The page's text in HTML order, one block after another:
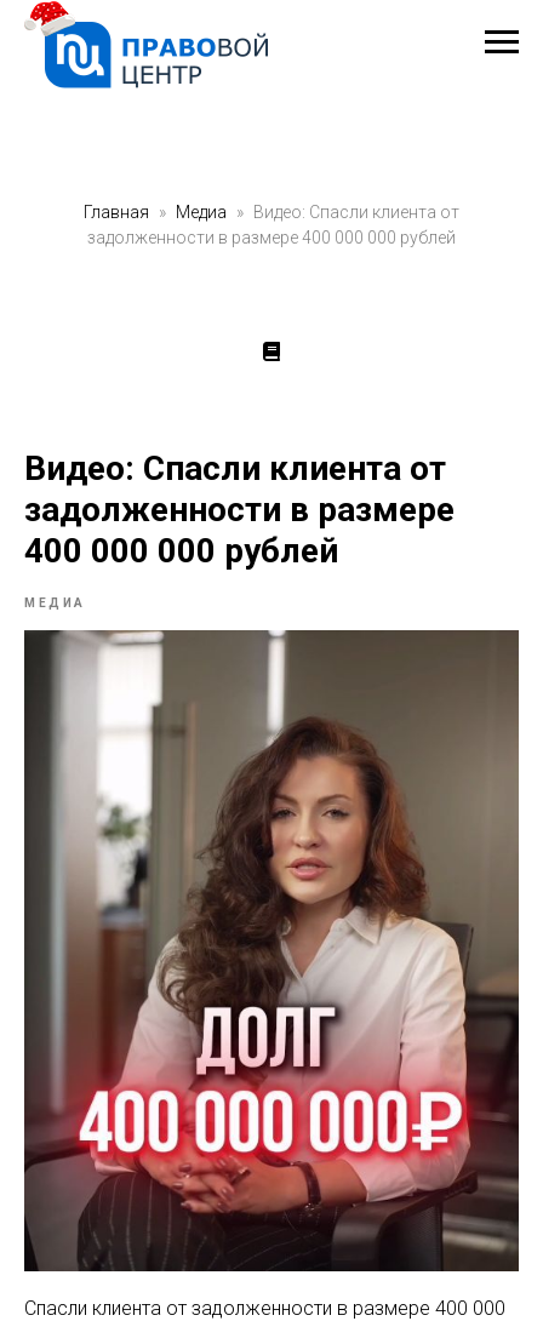
Главная Медиа
Видео: Спасли клиента от
задолженности в размере 400 000 000 рублей
Видео: Спасли клиента от
задолженности в размере
400 000 000 рублей
МЕДИА
Спасли клиента от задолженности в размере 400 000